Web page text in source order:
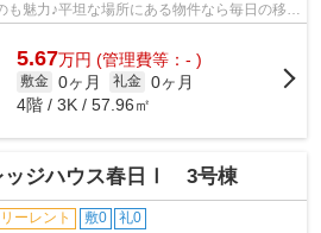
も魅力♪平坦な場所にある物件なら毎日の移動
歩11分...
5.67万円 (管理費等：- )
敷金 0ヶ月 礼金 0ヶ月
4階 / 3K / 57.96㎡
ジハウス春日Ⅰ 3号棟
ーレント 敷0 礼0